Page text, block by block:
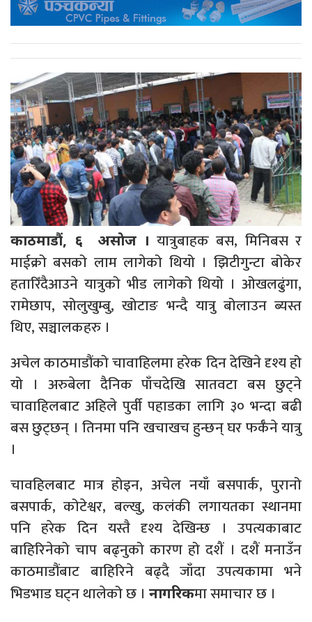
काठमाडौं, ६ असाेज । यात्रुबाहक बस, मिनिबस र
माईक्रो बसको लाम लागेको थियो । झिटीगुन्टा बोकेर
हतारिँदैआउने यात्रुको भीड लागेको थियो । ओखलढुंगा,
रामेछाप, सोलुखुम्बु, खोटाङ भन्दै यात्रु बोलाउन ब्यस्त
थिए, सञ्चालकहरु ।
अचेल काठमाडौंको चावाहिलमा हरेक दिन देखिने दृश्य हो
यो । अरुबेला दैनिक पाँचदेखि सातवटा बस छुट्ने
चावाहिलबाट अहिले पुर्वी पहाडका लागि ३० भन्दा बढी
बस छुट्छन् । तिनमा पनि खचाखच हुन्छन् घर फर्कँने यात्रु
।
चावहिलबाट मात्र होइन, अचेल नयाँ बसपार्क, पुरानो
बसपार्क, कोटेश्वर, बल्खु, कलंकी लगायतका स्थानमा
पनि हरेक दिन यस्तै दृश्य देखिन्छ । उपत्यकाबाट
बाहिरिनेको चाप बढ्नुको कारण हो दशैं । दशैं मनाउँन
काठमाडौंबाट बाहिरिने बढ्दै जाँदा उपत्यकामा भने
भिडभाड घट्न थालेको छ । नागरिकमा समाचार छ ।